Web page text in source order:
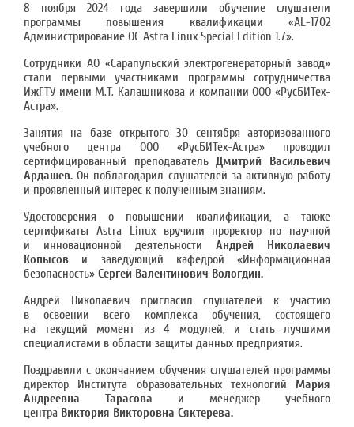
8 ноября 2024 года завершили обучение слушатели
программы повышения квалификации «AL-1702
Администрирование ОС Astra Linux Special Edition 1.7».
Сотрудники АО «Сарапульский электрогенераторный завод»
стали первыми участниками программы сотрудничества
ИжГТУ имени М.Т. Калашникова и компании ООО «РусБИТех-
Астра».
Занятия на базе открытого 30 сентября авторизованного
учебного центра ООО «РусБИТех-Астра» проводил
сертифицированный преподавательДмитрий Васильевич
Ардашев.Он поблагодарил слушателей за активную работу
и проявленный интерес к полученным знаниям.
Удостоверения о повышении квалификации, а также
сертификаты Astra Linux вручили проректор по научной
и инновационной деятельности Андрей Николаевич
Копысов и заведующий кафедрой «Информационная
безопасность» Сергей Валентинович Вологдин.
Андрей Николаевич пригласил слушателей к участию
в освоении всего комплекса обучения, состоящего
на текущий момент из 4 модулей, и стать лучшими
специалистами в области защиты данных предприятия.
Поздравили с окончанием обучения слушателей программы
директор Института образовательных технологий Мария
Андреевна Тарасова и менеджер учебного
центра Виктория Викторовна Сяктерева.